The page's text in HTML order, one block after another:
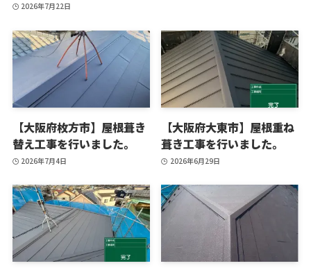
2026年7月22日
【大阪府枚方市】屋根葺き
替え工事を行いました。
2026年7月4日
【大阪府大東市】屋根重ね
葺き工事を行いました。
2026年6月29日